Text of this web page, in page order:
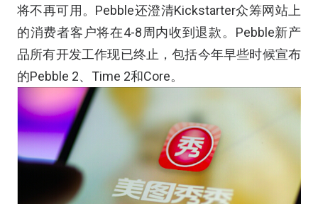
将不再可用。Pebble还澄清Kickstarter众筹网站上
的消费者客户将在4-8周内收到退款。Pebble新产
品所有开发工作现已终止，包括今年早些时候宣布
的Pebble 2、Time 2和Core。